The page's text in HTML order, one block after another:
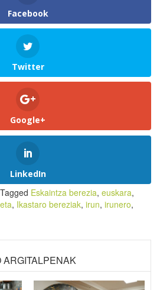
Facebook
Twitter
Google+
LinkedIn
Tagged Eskaintza berezia, euskara,
, Ikastaro bereziak, irun, irunero,
ARGITALPENAK